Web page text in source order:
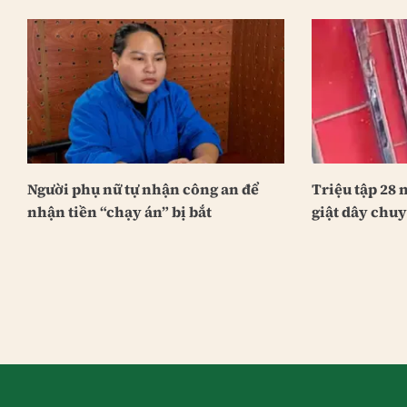
Người phụ nữ tự nhận công an để
nhận tiền “chạy án” bị bắt
Triệu tập 28
giật dây